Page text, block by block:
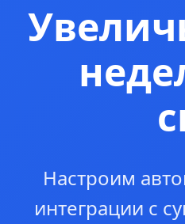
Настроим
интеграции с